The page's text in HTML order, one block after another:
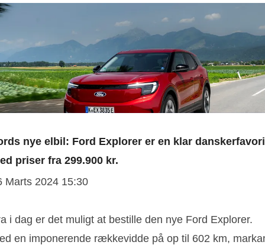
nye elbil: Ford Explorer er en klar
priser fra 299.900 kr.
Marts 2024 15:30
i dag er det muligt at bestille den nye Ford Explorer.
en imponerende rækkevidde på op til 602 km,